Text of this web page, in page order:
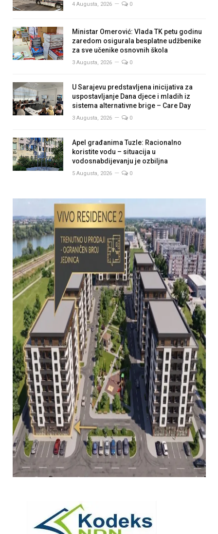
4 Augusta, 2026 0
Ministar Omerović: Vlada TK petu godinu
zaredom osigurala besplatne udžbenike
za sve učenike osnovnih škola
3 Augusta, 2026 0
U Sarajevu predstavljena inicijativa za
uspostavljanje Dana djece i mladih iz
sistema alternativne brige – Care Day
3 Augusta, 2026 0
Apel građanima Tuzle: Racionalno
koristite vodu – situacija u
vodosnabdijevanju je ozbiljna
5 Augusta, 2026 0